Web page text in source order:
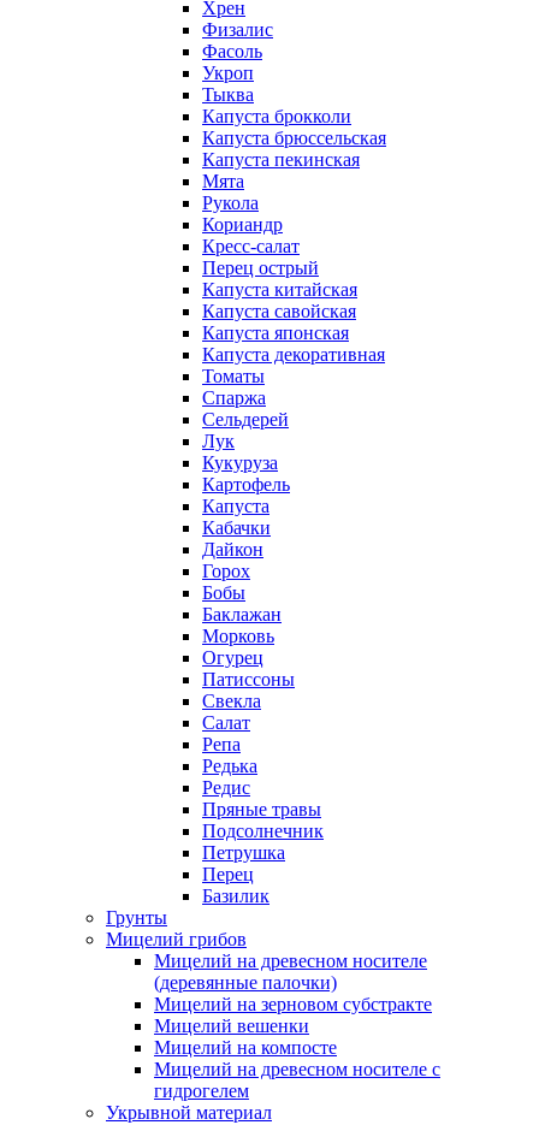
Хрен
Физалис
Фасоль
Укроп
Тыква
Капуста брокколи
Капуста брюссельская
Капуста пекинская
Мята
Рукола
Кориандр
Кресс-салат
Перец острый
Капуста китайская
Капуста савойская
Капуста японская
Капуста декоративная
Томаты
Спаржа
Сельдерей
Лук
Кукуруза
Картофель
Капуста
Кабачки
Дайкон
Горох
Бобы
Баклажан
Морковь
Огурец
Патиссоны
Свекла
Салат
Репа
Редька
Редис
Пряные травы
Подсолнечник
Петрушка
Перец
Базилик
Грунты
Мицелий грибов
Мицелий на древесном носителе
(деревянные палочки)
Мицелий на зерновом субстракте
Мицелий вешенки
Мицелий на компосте
Мицелий на древесном носителе с
гидрогелем
Укрывной материал